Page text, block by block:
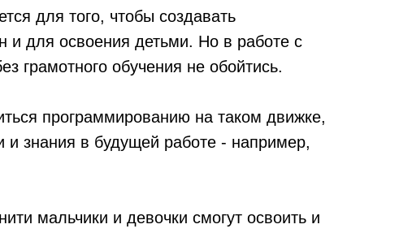
для того, чтобы создавать
и для освоения детьми. Но в работе с
грамотного обучения не обойтись.
программированию на таком движке,
и знания в будущей работе - например,
мальчики и девочки смогут освоить и